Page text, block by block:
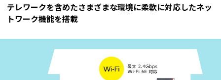
テレワークを含めたさまざまな環境に柔軟に対応したネッ
トワーク機能を搭載